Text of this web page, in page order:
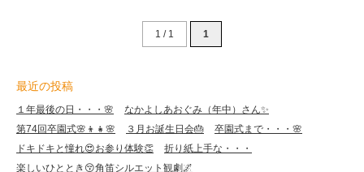
1 / 1 1
最近の投稿
１年最後の日・・・🌸
なかよしあおぐみ（年中）さん✨
第74回卒園式🌸👦👧🌸
３月お誕生日会🎂
卒園式まで・・・🌸
ドキドキと憧れ😍お参り体験👏
折り紙上手な・・・
楽しいひととき😚角笛シルエット観劇🌌